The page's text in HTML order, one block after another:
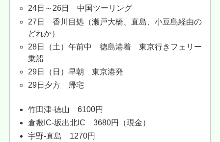
24日～26日 中国ツーリング
27日 香川目処（瀬戸大橋、直島、小豆島経由の
どれか）
28日（土）午前中 徳島港着 東京行きフェリー
乗船
29日（日）早朝 東京港発
29日夕方 帰宅
竹田津-徳山 6100円
倉敷IC-坂出北IC 3680円（現金）
宇野-直島 1270円